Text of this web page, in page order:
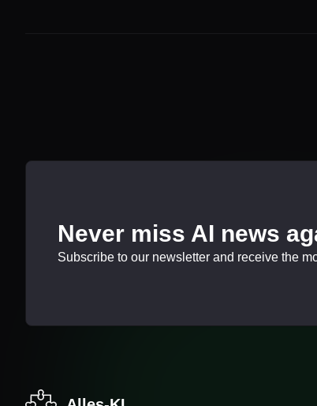
Never miss AI news
Subscribe to our newsletter and receive the